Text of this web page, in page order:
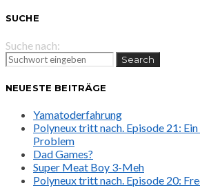
SUCHE
Suche nach:
Search
NEUESTE BEITRÄGE
Yamatoderfahrung
Polyneux tritt nach. Episode 21:
Problem
Dad Games?
Super Meat Boy 3-Meh
Polyneux tritt nach. Episode 20: